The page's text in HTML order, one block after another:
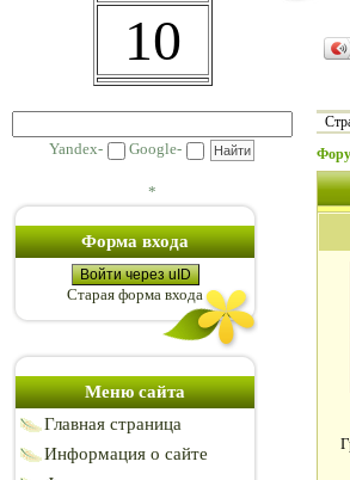
10
Yandex- Google-
*
Форма входа
Войти через uID
Старая форма входа
Меню сайта
Главная страница
Информация о сайте